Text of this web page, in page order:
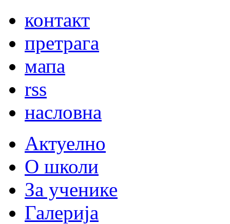
контакт
претрага
мапа
rss
насловна
Актуелно
О школи
За ученике
Галерија